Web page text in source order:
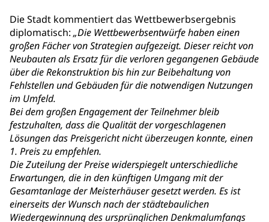
Die Stadt kommentiert das Wettbewerbsergebnis
diplomatisch: „Die Wettbewerbsentwürfe haben einen
großen Fächer von Strategien aufgezeigt. Dieser reicht von
Neubauten als Ersatz für die verloren gegangenen Gebäude
über die Rekonstruktion bis hin zur Beibehaltung von
Fehlstellen und Gebäuden für die notwendigen Nutzungen
im Umfeld.
Bei dem großen Engagement der Teilnehmer bleib
festzuhalten, dass die Qualität der vorgeschlagenen
Lösungen das Preisgericht nicht überzeugen konnte, einen
1. Preis zu empfehlen.
Die Zuteilung der Preise widerspiegelt unterschiedliche
Erwartungen, die in den künftigen Umgang mit der
Gesamtanlage der Meisterhäuser gesetzt werden. Es ist
einerseits der Wunsch nach der städtebaulichen
Wiedergewinnung des ursprünglichen Denkmalumfangs